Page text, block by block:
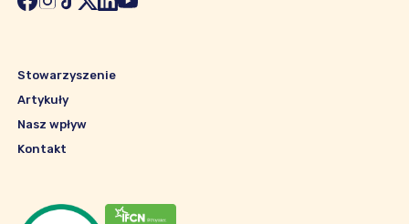
Stowarzyszenie
Artykuły
Nasz wpływ
Kontakt